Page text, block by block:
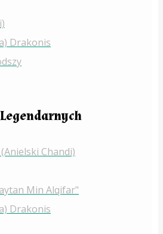
Drakonis
Chandi)
Min Alqifar"
Drakonis